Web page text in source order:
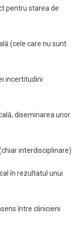
pentru starea de
(cele care nu sunt
incertitudini
diseminarea unor
interdisciplinare)
în rezultatul unui
între clinicieni